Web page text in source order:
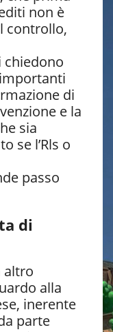
non è
controllo,
chiedono
di
e la
sia
se l’Rls o
passo
di
altro
alla
inerente
parte